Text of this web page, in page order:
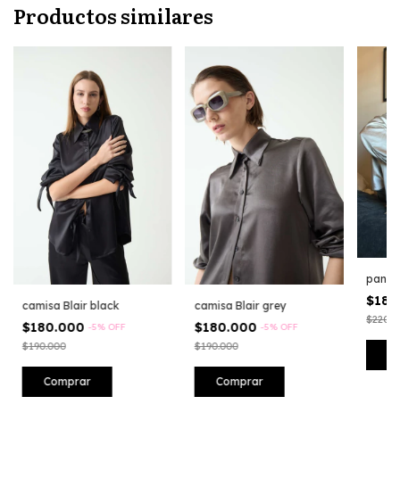
Productos similares
camisa Blair black
$180.000 -5% OFF
$190.000
Comprar
camisa Blair grey
$180.000 -5% OFF
$190.000
Comprar